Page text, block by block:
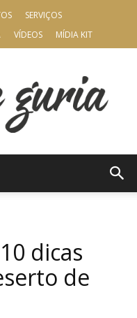
SERVIÇOS
VÍDEOS MÍDIA KIT
dicas
de